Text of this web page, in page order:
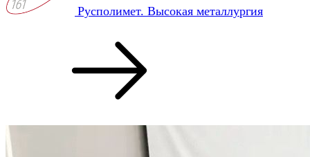
Русполимет. Высокая металлургия